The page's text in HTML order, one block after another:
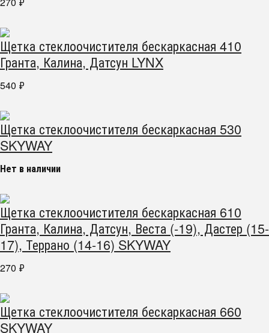
Щетка стеклоочистителя бескаркасная 410
Гранта, Калина, Датсун LYNX
540 ₽
Щетка стеклоочистителя бескаркасная 530
SKYWAY
Нет в наличии
Щетка стеклоочистителя бескаркасная 610
Гранта, Калина, Датсун, Веста (-19), Дастер (15-
17), Террано (14-16) SKYWAY
270 ₽
Щетка стеклоочистителя бескаркасная 660
SKYWAY